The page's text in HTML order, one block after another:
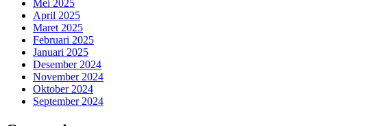
Mei 2025
April 2025
Maret 2025
Februari 2025
Januari 2025
Desember 2024
November 2024
Oktober 2024
September 2024